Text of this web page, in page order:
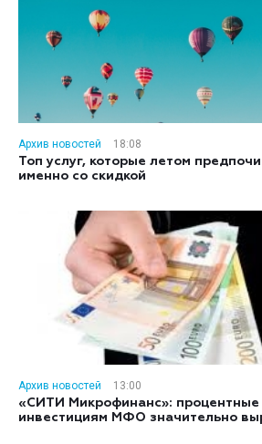
Архив новостей
18:08
Топ услуг, которые летом
именно со скидкой
Архив новостей
13:00
«СИТИ Микрофинанс»: процентные
инвестициям МФО значительно